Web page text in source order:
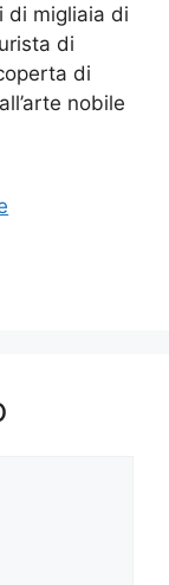
di migliaia di
di
di
nobile